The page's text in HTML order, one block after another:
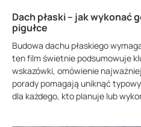
Dach płaski – jak wykonać
pigułce
Budowa dachu płaskiego
ten film świetnie podsumowuje
wskazówki, omówienie
porady pomagają uniknąć
dla każdego, kto planuje lub